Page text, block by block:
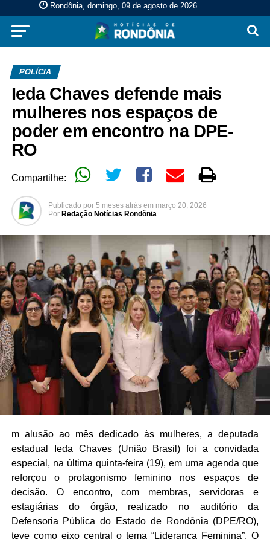
Rondônia, domingo, 09 de agosto de 2026.
POLÍCIA
Ieda Chaves defende mais
mulheres nos espaços de
poder em encontro na DPE-
RO
Compartilhe:
Publicado por 5 meses atrás em março 20, 2026
Por Redação Notícias Rondônia
m alusão ao mês dedicado às mulheres, a deputada
estadual Ieda Chaves (União Brasil) foi a convidada
especial, na última quinta-feira (19), em uma agenda que
reforçou o protagonismo feminino nos espaços de
decisão. O encontro, com membras, servidoras e
estagiárias do órgão, realizado no auditório da
Defensoria Pública do Estado de Rondônia (DPE/RO),
teve como eixo central o tema “Liderança Feminina”. O